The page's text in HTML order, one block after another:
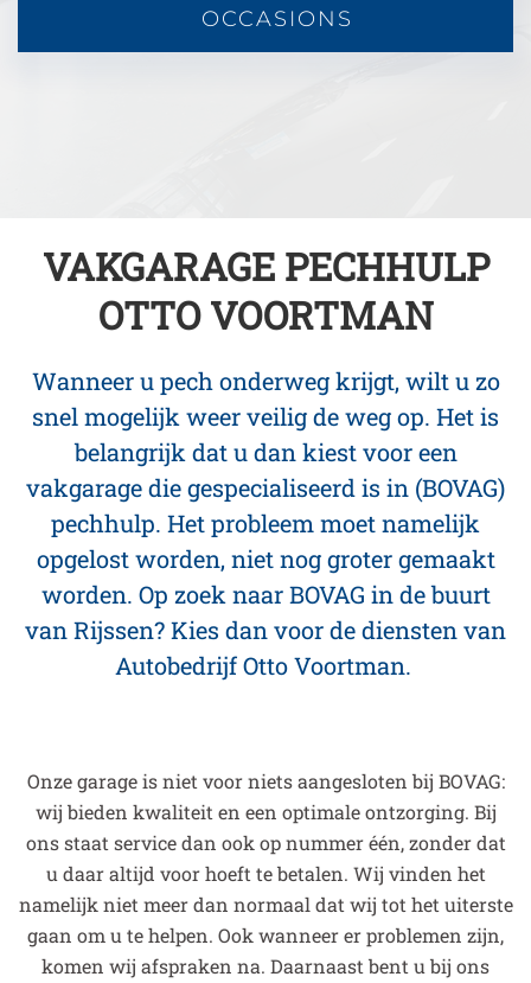
OCCASIONS
VAKGARAGE PECHHULP
OTTO VOORTMAN
Wanneer u pech onderweg krijgt, wilt u zo
snel mogelijk weer veilig de weg op. Het is
belangrijk dat u dan kiest voor een
vakgarage die gespecialiseerd is in (BOVAG)
pechhulp. Het probleem moet namelijk
opgelost worden, niet nog groter gemaakt
worden. Op zoek naar BOVAG in de buurt
van Rijssen? Kies dan voor de diensten van
Autobedrijf Otto Voortman.
Onze garage is niet voor niets aangesloten bij BOVAG:
wij bieden kwaliteit en een optimale ontzorging. Bij
ons staat service dan ook op nummer één, zonder dat
u daar altijd voor hoeft te betalen. Wij vinden het
namelijk niet meer dan normaal dat wij tot het uiterste
gaan om u te helpen. Ook wanneer er problemen zijn,
komen wij afspraken na. Daarnaast bent u bij ons